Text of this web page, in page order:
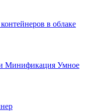
в облаке
Минификация Умное